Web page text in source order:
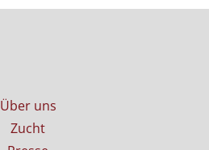
Über uns
Zucht